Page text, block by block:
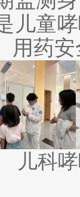
儿童
用药
儿科